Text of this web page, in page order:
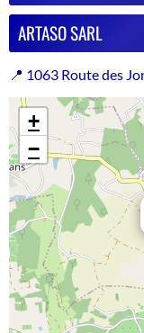
ARTASO SARL
📍 1063 Route des
+
−